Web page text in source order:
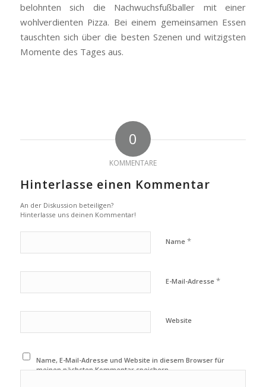
belohnten sich die Nachwuchsfußballer mit einer
wohlverdienten Pizza. Bei einem gemeinsamen Essen
tauschten sich über die besten Szenen und witzigsten
Momente des Tages aus.
0
KOMMENTARE
Hinterlasse einen Kommentar
An der Diskussion beteiligen?
Hinterlasse uns deinen Kommentar!
Name *
E-Mail-Adresse *
Website
Name, E-Mail-Adresse und Website in diesem Browser für
meinen nächsten Kommentar speichern.